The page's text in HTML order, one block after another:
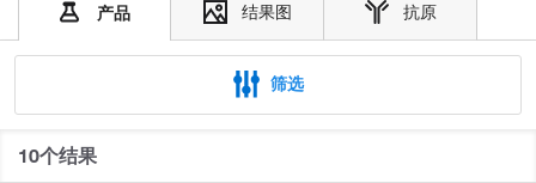
产品 结果图 抗原
筛选
10个结果